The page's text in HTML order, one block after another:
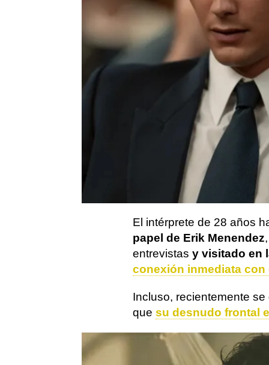
20 de octubre de 2024,
Una de las sorpresas de
Cooper Koch tras su
antología de Ryan
estadounidenses para
El intérprete de 28 años
papel de Erik Menendez
entrevistas y visitado en
conexión inmediata con
Incluso, recientemente
que su desnudo frontal